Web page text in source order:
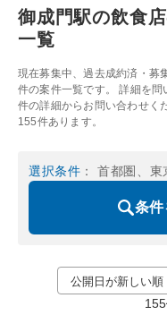
御成門駅の飲食
一覧
現在募集中、過去成約済・募
件の案件一覧です。 詳細を
件の詳細からお問い合わせく
155件あります。
選択条件 ： 首都圏、東
条
155